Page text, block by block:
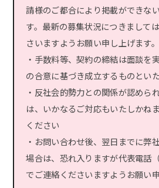
請様のご都合により掲載ができな
す。最新の募集状況につきまして
さいますようお願い申し上げます。
・手数料等、契約の締結は面談を
の合意に基づき成立するものといた
・反社会的勢力との関係が認めら
は、いかなるご対応もいたしかね
ください
・お問い合わせ後、翌日までに弊
場合は、恐れ入りますが代表電話
でご連絡くださいますようお願い